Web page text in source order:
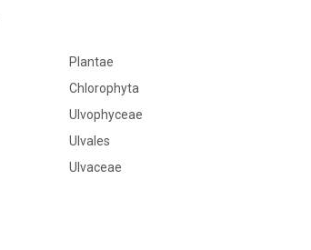
Plantae
Chlorophyta
Ulvophyceae
Ulvales
Ulvaceae